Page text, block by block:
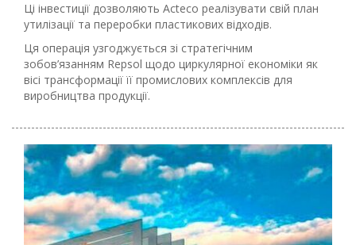
Ці інвестиції дозволяють Acteco реалізувати свій план
утилізації та переробки пластикових відходів.
Ця операція узгоджується зі стратегічним
зобов’язанням Repsol щодо циркулярної економіки як
вісі трансформації її промислових комплексів для
виробництва продукції.